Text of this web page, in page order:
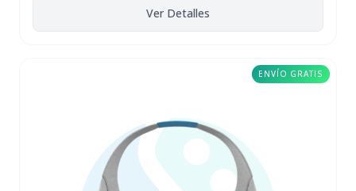
Ver Detalles
ENVÍO GRATIS